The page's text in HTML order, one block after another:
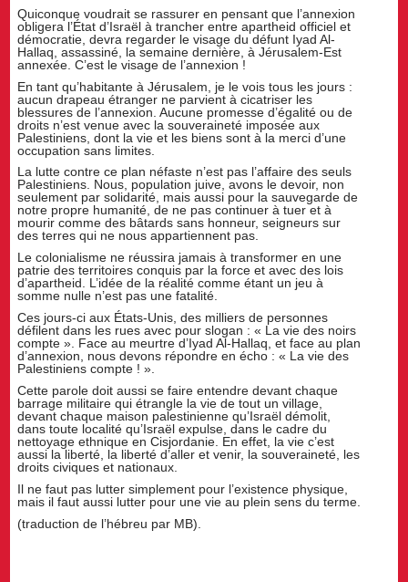
Quiconque voudrait se rassurer en pensant que l’annexion
obligera l’État d’Israël à trancher entre apartheid officiel et
démocratie, devra regarder le visage du défunt Iyad Al-
Hallaq, assassiné, la semaine dernière, à Jérusalem-Est
annexée. C’est le visage de l’annexion !
En tant qu’habitante à Jérusalem, je le vois tous les jours :
aucun drapeau étranger ne parvient à cicatriser les
blessures de l’annexion. Aucune promesse d’égalité ou de
droits n’est venue avec la souveraineté imposée aux
Palestiniens, dont la vie et les biens sont à la merci d’une
occupation sans limites.
La lutte contre ce plan néfaste n’est pas l’affaire des seuls
Palestiniens. Nous, population juive, avons le devoir, non
seulement par solidarité, mais aussi pour la sauvegarde de
notre propre humanité, de ne pas continuer à tuer et à
mourir comme des bâtards sans honneur, seigneurs sur
des terres qui ne nous appartiennent pas.
Le colonialisme ne réussira jamais à transformer en une
patrie des territoires conquis par la force et avec des lois
d’apartheid. L’idée de la réalité comme étant un jeu à
somme nulle n’est pas une fatalité.
Ces jours-ci aux États-Unis, des milliers de personnes
défilent dans les rues avec pour slogan : « La vie des noirs
compte ». Face au meurtre d’Iyad Al-Hallaq, et face au plan
d’annexion, nous devons répondre en écho : « La vie des
Palestiniens compte ! ».
Cette parole doit aussi se faire entendre devant chaque
barrage militaire qui étrangle la vie de tout un village,
devant chaque maison palestinienne qu’Israël démolit,
dans toute localité qu’Israël expulse, dans le cadre du
nettoyage ethnique en Cisjordanie. En effet, la vie c’est
aussi la liberté, la liberté d’aller et venir, la souveraineté, les
droits civiques et nationaux.
Il ne faut pas lutter simplement pour l’existence physique,
mais il faut aussi lutter pour une vie au plein sens du terme.
(traduction de l’hébreu par MB).